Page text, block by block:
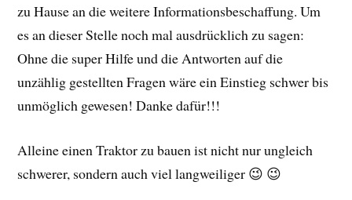
zu Hause an die weitere Informationsbeschaffung. Um
es an dieser Stelle noch mal ausdrücklich zu sagen:
Ohne die super Hilfe und die Antworten auf die
unzählig gestellten Fragen wäre ein Einstieg schwer bis
unmöglich gewesen! Danke dafür!!!
Alleine einen Traktor zu bauen ist nicht nur ungleich
schwerer, sondern auch viel langweiliger 😉 😉